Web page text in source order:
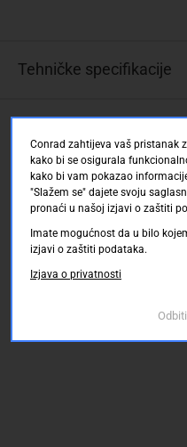
Tehničke specifikacije
Conrad zahtijeva vaš pristanak
kako bi se osigurala
kako bi vam pokazao
"Slažem se" dajete svoju
pronaći u našoj izjavi o zaštiti
Imate mogućnost da u bilo
izjavi o zaštiti podataka.
Izjava o privatnosti
Odbiti